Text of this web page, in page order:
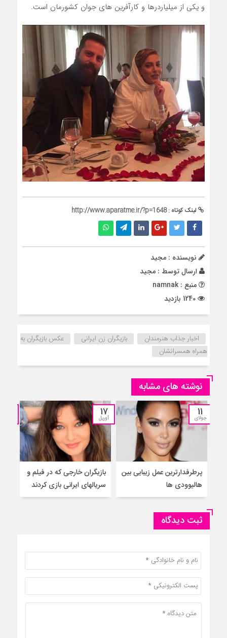
و یکی از میلیاردرها و کارآفرین های جوان کشورمان است.
لینک کوتاه :http://www.aparatme.ir/?p=1648
نویسنده : مجید
ارسال توسط : مجید
منبع : namnak
اخبار جذاب هنرمندان بازیگران زن ایرانی
عکس بازیگران به
همراه همسرانشان
نوشته های مشابه
11
جولای
پرطرفدارترین عمل زیبایی بین
هالیوودی ها
17
آوریل
بازیگران خارجی که در فیلم و
سریالهای ایرانی بازی کردند
ثبت دیدگاه